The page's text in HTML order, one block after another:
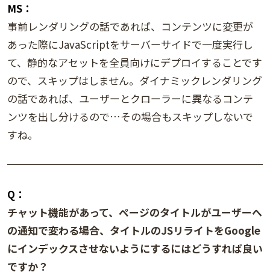
MS：
事前レンダリングの話であれば、コンテンツに変更が
あった際にJavaScriptをサーバーサイドで一度実行し
て、静的なアセットを全員向けにデプロイすることです
ので、スキップはしません。ダイナミックレンダリング
の話であれば、ユーザーとクローラーに異なるコンテ
ンツを出し分けるので…その場合もスキップしないで
すね。
Q：
チャット機能があって、ページのタイトルがユーザーへ
の通知で変わる場合、タイトルのJSリライトをGoogle
にインデックスさせないようにするにはどうすれば良い
ですか？